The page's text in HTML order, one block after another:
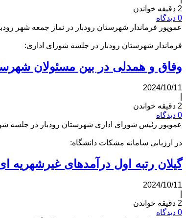
2 دقیقه خواندن
0 دیدگاه
عموپور فرماندار شهرستان رودبار در نماز جمعه شهر
فرماندار شهرستان رودبار در جلسه شورای اداری:
وفاق و همدلی در بین مسئولان
2024/10/11
2 دقیقه خواندن
0 دیدگاه
عموپور رئیس شورای اداری شهرستان رودبار در جلسه
در ارزیابی سامانه مشکات دانشگاه:
گیلان رتبه اول درآمدهای
2024/10/11
2 دقیقه خواندن
0 دیدگاه